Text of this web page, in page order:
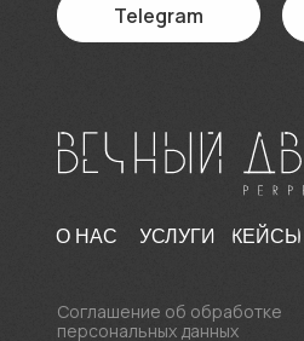
Соглашение об обработке
персональных данных
КЕЙСЫ
УСЛУГИ
О НАС
Telegram